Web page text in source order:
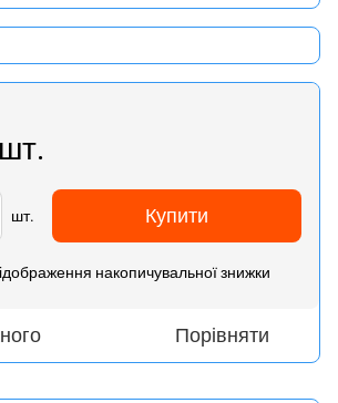
шт. Купити
накопичувальної знижки
Порівняти